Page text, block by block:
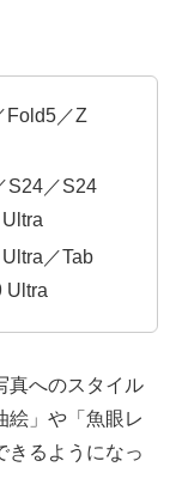
Fold5／Z
S24／S24
Ultra／Tab
Ultra
真へのスタイル
絵」や「魚眼レ
きるようになっ